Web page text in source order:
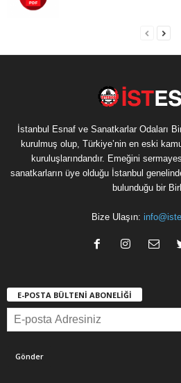
İstanbul Esnaf ve Sanatkarlar Odaları
kurulmuş olup, Türkiye’nin en eski
kuruluşlarındandır. Emeğini
sanatkarların üye olduğu İstanbul
bulunduğu bir
Bize Ulaşın:
E-POSTA BÜLTENİ ABONELİĞİ